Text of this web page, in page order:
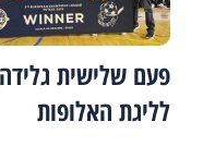
פעם שלישית
לליגת האלופות